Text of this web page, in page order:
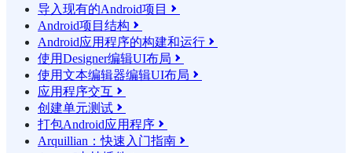
导入现有的Android项目 
Android项目结构 
Android应用程序的构建和运行 
使用Designer编辑UI布局 
使用文本编辑器编辑UI布局 
应用程序交互 
创建单元测试 
打包Android应用程序 
Arquillian：快速入门指南 